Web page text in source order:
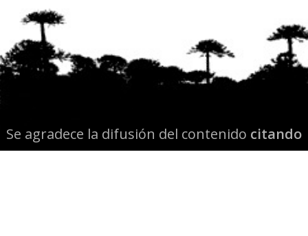
Se agradece la difusión del contenido citando
la fuente www.mapuexpress.org